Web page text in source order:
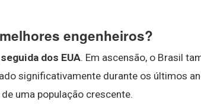
engenheiros?
dos EUA. Em ascensão, o Brasil
significativamente durante os últimos
uma população crescente.